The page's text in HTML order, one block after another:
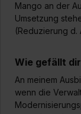
Mango an der
Umsetzung
(Reduzierung d.
Wie gefällt
An meinem
wenn die